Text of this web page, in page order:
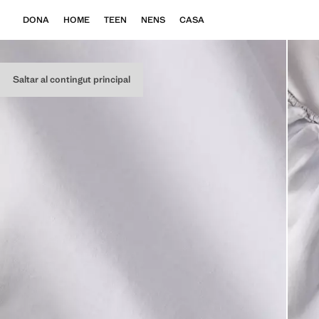
Saltar al contingut principal
DONA HOME TEEN NENS CASA